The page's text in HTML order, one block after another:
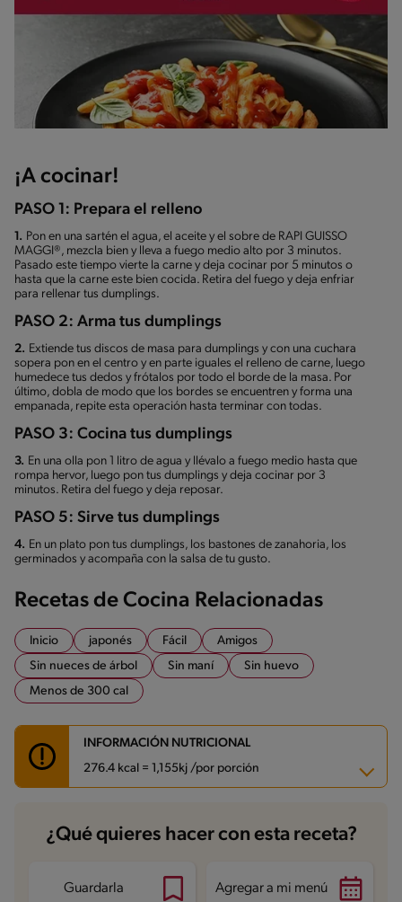
¡A cocinar!
PASO 1: Prepara el relleno
1. Pon en una sartén el agua, el aceite y el sobre de RAPI GUISSO
MAGGI®, mezcla bien y lleva a fuego medio alto por 3 minutos.
Pasado este tiempo vierte la carne y deja cocinar por 5 minutos o
hasta que la carne este bien cocida. Retira del fuego y deja enfriar
para rellenar tus dumplings.
PASO 2: Arma tus dumplings
2. Extiende tus discos de masa para dumplings y con una cuchara
sopera pon en el centro y en parte iguales el relleno de carne, luego
humedece tus dedos y frótalos por todo el borde de la masa. Por
último, dobla de modo que los bordes se encuentren y forma una
empanada, repite esta operación hasta terminar con todas.
PASO 3: Cocina tus dumplings
3. En una olla pon 1 litro de agua y llévalo a fuego medio hasta que
rompa hervor, luego pon tus dumplings y deja cocinar por 3
minutos. Retira del fuego y deja reposar.
PASO 5: Sirve tus dumplings
4. En un plato pon tus dumplings, los bastones de zanahoria, los
germinados y acompaña con la salsa de tu gusto.
Recetas de Cocina Relacionadas
Inicio japonés Fácil
Amigos
Sin nueces de árbol
Sin maní
Sin huevo
Menos de 300 cal
INFORMACIÓN NUTRICIONAL
276.4 kcal = 1,155kj /por porción
Carbohidratos 21 g
Energía 276.4 kcal
Proteína
Grasas saturadas 2.6 g
¿Qué quieres hacer con esta receta?
Guardarla Agregar a mi menú